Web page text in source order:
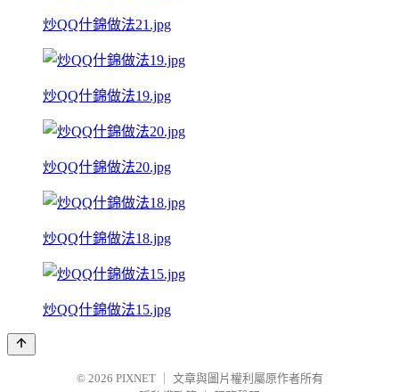
炒QQ什錦做法21.jpg
炒QQ什錦做法19.jpg
炒QQ什錦做法20.jpg
炒QQ什錦做法18.jpg
炒QQ什錦做法15.jpg
© 2026 PIXNET
文章與圖片權利屬原作者所有